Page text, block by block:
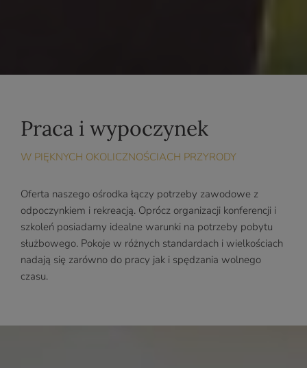
Praca i wypoczynek
W PIĘKNYCH OKOLICZNOŚCIACH PRZYRODY
Oferta naszego ośrodka łączy potrzeby zawodowe z
odpoczynkiem i rekreacją. Oprócz organizacji konferencji i
szkoleń posiadamy idealne warunki na potrzeby pobytu
służbowego. Pokoje w różnych standardach i wielkościach
nadają się zarówno do pracy jak i spędzania wolnego
czasu.